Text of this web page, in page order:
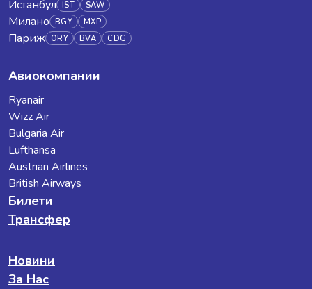
Истанбул IST SAW
Милано BGY MXP
Париж ORY BVA CDG
Авиокомпании
Ryanair
Wizz Air
Bulgaria Air
Lufthansa
Austrian Airlines
British Airways
Билети
Трансфер
Новини
За Нас